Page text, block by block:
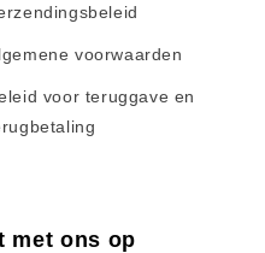
voorwaarden
voor teruggave en
met ons op